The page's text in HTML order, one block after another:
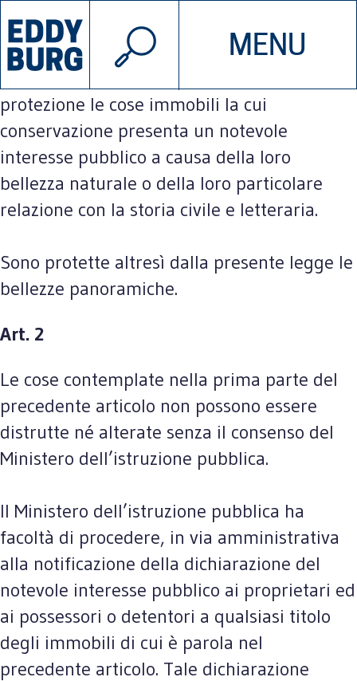
MENU
INIZIATIVE CHI SIAMO
SOSTIENICI CONTATTACI
© 2026 EDDYBURG
Art. 1
Sono dichiarate soggette a speciale
protezione le cose immobili la cui
conservazione presenta un notevole
interesse pubblico a causa della loro
bellezza naturale o della loro particolare
relazione con la storia civile e letteraria.
Sono protette altresì dalla presente legge le
bellezze panoramiche.
Art. 2
Le cose contemplate nella prima parte del
precedente articolo non possono essere
distrutte né alterate senza il consenso del
Ministero dell’istruzione pubblica.
Il Ministero dell’istruzione pubblica ha
facoltà di procedere, in via amministrativa
alla notificazione della dichiarazione del
notevole interesse pubblico ai proprietari ed
ai possessori o detentori a qualsiasi titolo
degli immobili di cui è parola nel
precedente articolo. Tale dichiarazione